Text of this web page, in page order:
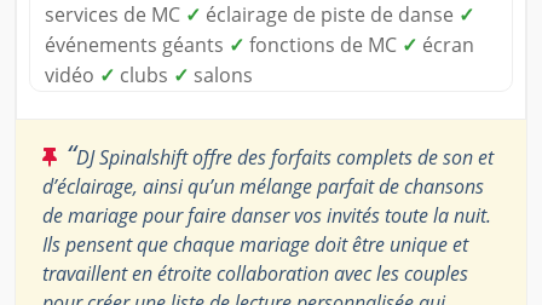
services de MC ✓ éclairage de piste de danse ✓
événements géants ✓ fonctions de MC ✓ écran
vidéo ✓ clubs ✓ salons
“DJ Spinalshift offre des forfaits complets de son et
d’éclairage, ainsi qu’un mélange parfait de chansons
de mariage pour faire danser vos invités toute la nuit.
Ils pensent que chaque mariage doit être unique et
travaillent en étroite collaboration avec les couples